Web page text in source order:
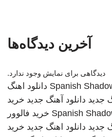
آخرین دیدگاه‌ها
دیدگاهی برای نمایش وجود ندارد.
Spanish دانلود اهنگ
جدید دانلود آهنگ جدید خرید
Spanish خرید فالوور
جدید دانلود اهنگ جدید خرید